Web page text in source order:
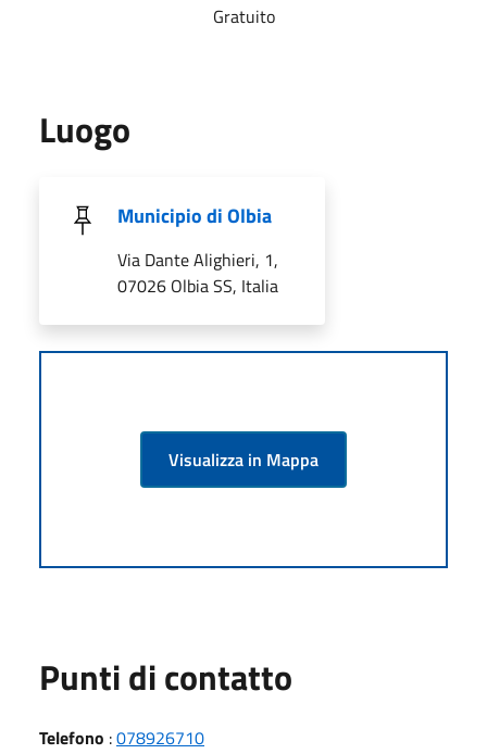
Gratuito
Luogo
Municipio di Olbia
Via Dante Alighieri, 1,
07026 Olbia SS, Italia
Visualizza in Mappa
Punti di contatto
Telefono :078926710